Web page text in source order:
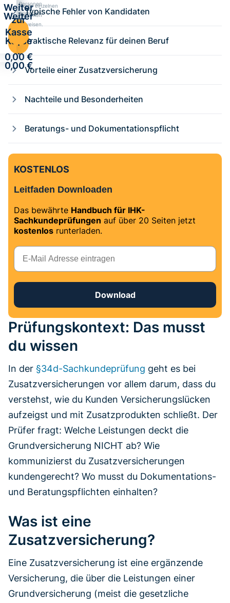
Personen
zuweisen.
Weiter
zur
Kasse
·
0,00 €
Kurse einzelnen
Personen
zuweisen.
Weiter
zur
Kasse
·
0,00 €
Typische Fehler von Kandidaten
Praktische Relevanz für deinen Beruf
Vorteile einer Zusatzversicherung
Nachteile und Besonderheiten
Beratungs- und Dokumentationspflicht
KOSTENLOS
Leitfaden Downloaden
Das bewährte Handbuch für IHK-
Sachkundeprüfungen auf über 20 Seiten jetzt
kostenlos runterladen.
E-Mail
Download
Prüfungskontext: Das musst
du wissen
In der §34d-Sachkundeprüfung geht es bei
Zusatzversicherungen vor allem darum, dass du
verstehst, wie du Kunden Versicherungslücken
aufzeigst und mit Zusatzprodukten schließt. Der
Prüfer fragt: Welche Leistungen deckt die
Grundversicherung NICHT ab? Wie
kommunizierst du Zusatzversicherungen
kundengerecht? Wo musst du Dokumentations-
und Beratungspflichten einhalten?
Was ist eine
Zusatzversicherung?
Eine Zusatzversicherung ist eine ergänzende
Versicherung, die über die Leistungen einer
Grundversicherung (meist die gesetzliche